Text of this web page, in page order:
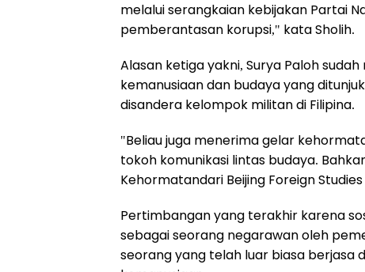
melalui serangkaian kebijakan Partai
pemberantasan korupsi," kata Sholih.
Alasan ketiga yakni, Surya Paloh
kemanusiaan dan budaya yang
disandera kelompok militan di Filipina.
"Beliau juga menerima gelar
tokoh komunikasi lintas budaya.
Kehormatandari Beijing Foreign
Pertimbangan yang terakhir karena
sebagai seorang negarawan oleh
seorang yang telah luar biasa berjasa